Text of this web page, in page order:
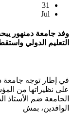
31
Jul
وفد جامعة دمنهور
التعليم الدولي
في إطار توجه جامعة
على نظيراتها من
الجامعة ضم الأستاذ
الوافدين، بمش